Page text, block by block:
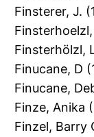
Finsterer, J.
Finsterhölzl,
Finucane, D
Finucane,
Finze, Anika
Finzel, Barry